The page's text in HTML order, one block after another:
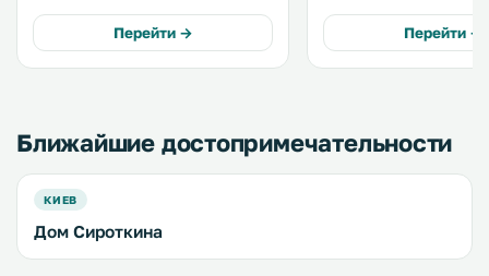
«Бонтиак» бесплатный WiFi и
круглосуточная стойка
регистрации. .
Перейти →
в 3 минутах ходьбы от
метро «Золотые
знаменитых Золотых
Перейти →
Ближайшие достопримечательности
КИЕВ
Дом Сироткина